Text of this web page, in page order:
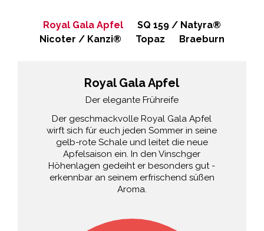
Royal Gala Apfel
Der elegante Frühreife
Der geschmackvolle Royal Gala Apfel
wirft sich für euch jeden Sommer in seine
gelb-rote Schale und leitet die neue
Apfelsaison ein. In den Vinschger
Höhenlagen gedeiht er besonders gut -
erkennbar an seinem erfrischend süßen
Aroma.
Royal Gala Apfel
SQ 159 / Natyra®
Nicoter / Kanzi®
Topaz Braeburn